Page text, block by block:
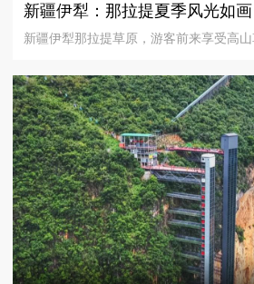
新疆伊犁：那拉提夏季风光如
新疆伊犁那拉提草原，游客前来享受高山